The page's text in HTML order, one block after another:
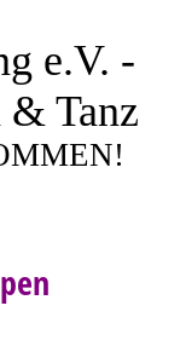
e.V. -
Tanz